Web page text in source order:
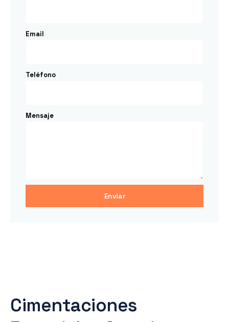
Email
Teléfono
Mensaje
Enviar
Cimentaciones